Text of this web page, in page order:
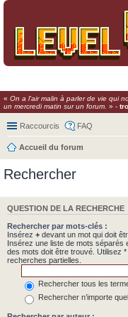
« On a l'air malin à parler de vie qui
un mercredi matin sur un forum. » -
Raccourcis FAQ
Accueil du forum
Rechercher
QUESTION DE LA RECHERCHE
Rechercher par mots-clés :
Insérez + devant un mot qui doit
Insérez une liste de mots séparés
des mots doit être trouvé. Utilisez
recherches partielles.
Rechercher tous les
Rechercher n’importe